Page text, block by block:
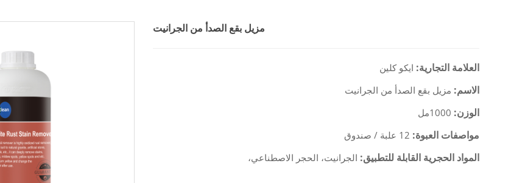
مزيل بقع الصدأ من الجرانيت
العلامة التجارية: ايكو كلين
الاسم: مزيل بقع الصدأ من الجرانيت
الوزن:
مواصفات العبوة:
المواد الحجرية القابلة للتطبيق: الجرانيت، الحجر الاصطناعي،